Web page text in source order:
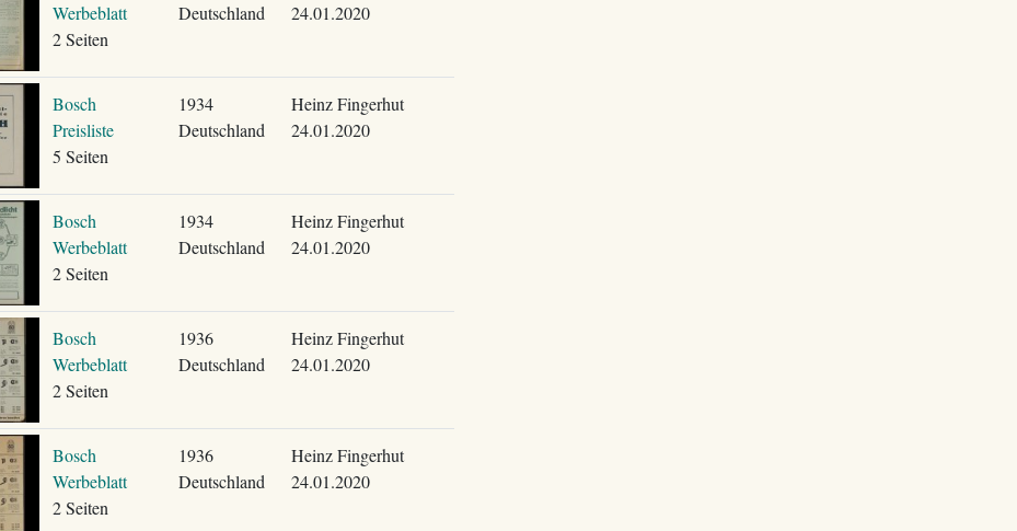
Werbeblatt
2 Seiten
Deutschland
24.01.2020
Bosch
Preisliste
5 Seiten
1934
Deutschland
Heinz Fingerhut
24.01.2020
Bosch
Werbeblatt
2 Seiten
1934
Deutschland
Heinz Fingerhut
24.01.2020
Bosch
Werbeblatt
2 Seiten
1936
Deutschland
Heinz Fingerhut
24.01.2020
Bosch
Werbeblatt
2 Seiten
1936
Deutschland
Heinz Fingerhut
24.01.2020